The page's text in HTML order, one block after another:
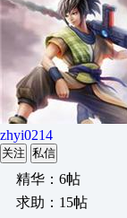
zhyi0214
关注 私信
精华：6帖
求助：15帖